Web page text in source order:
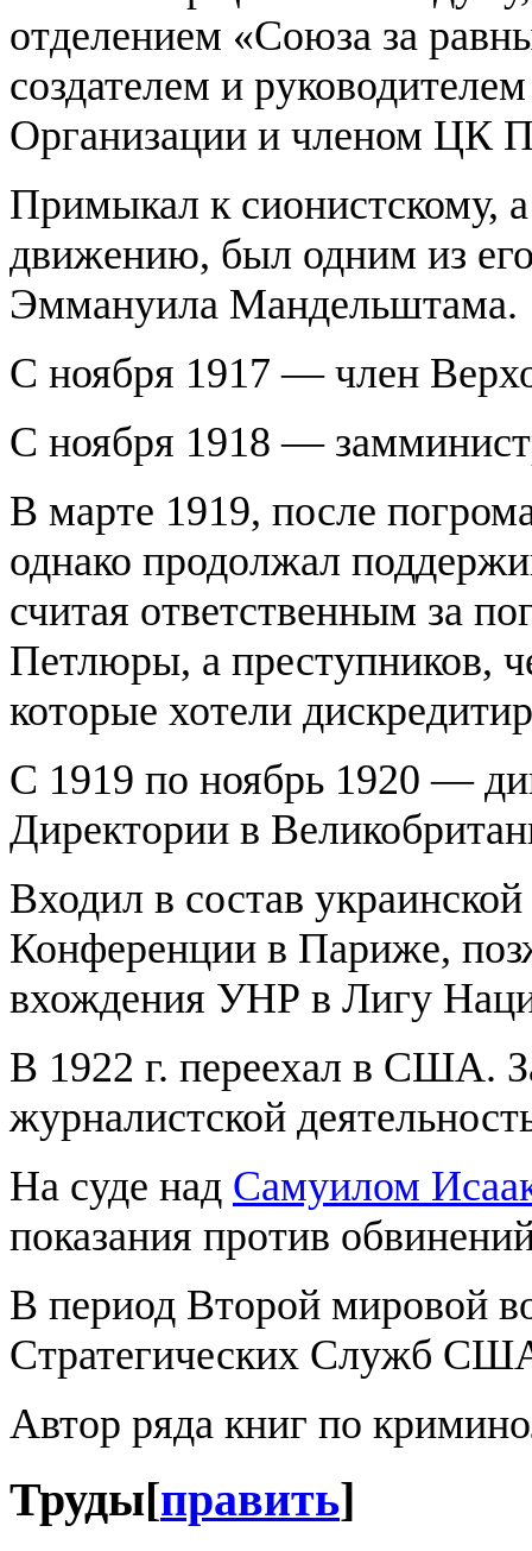
отделением «Союза за
создателем и
Организации и членом ЦК
Примыкал к сионистскому,
движению, был одним из
Эммануила Мандельштама.
С ноября 1917 — член
С ноября 1918 —
В марте 1919, после
однако продолжал
считая ответственным за
Петлюры, а преступников,
которые хотели
С 1919 по ноябрь 1920 —
Директории в
Входил в состав
Конференции в Париже,
вхождения УНР в Лигу
В 1922 г. переехал в США.
журналистской
На суде над Самуилом
показания против
В период Второй мировой
Стратегических Служб
Автор ряда книг по
Труды[править]